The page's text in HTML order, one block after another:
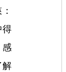
得
感
解